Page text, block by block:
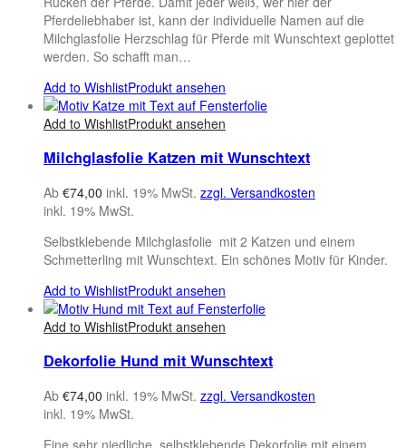
Pferdeliebhaber ist, kann der individuelle Namen auf die
Milchglasfolie Herzschlag für Pferde mit Wunschtext geplottet
werden. So schafft man…
Add to WishlistProdukt ansehen
Add to WishlistProdukt ansehen
Milchglasfolie Katzen mit Wunschtext
Ab €74,00 inkl. 19% MwSt. zzgl. Versandkosten
inkl. 19% MwSt.
Selbstklebende Milchglasfolie mit 2 Katzen und einem
Schmetterling mit Wunschtext. Ein schönes Motiv für Kinder.
Add to WishlistProdukt ansehen
Add to WishlistProdukt ansehen
Dekorfolie Hund mit Wunschtext
Ab €74,00 inkl. 19% MwSt. zzgl. Versandkosten
inkl. 19% MwSt.
Eine sehr niedliche, selbstklebende Dekorfolie mit einem